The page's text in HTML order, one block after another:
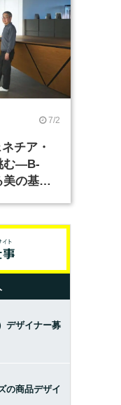
7/2
チア・
む―B-
の基準
デザイナー募
の商品デザイ